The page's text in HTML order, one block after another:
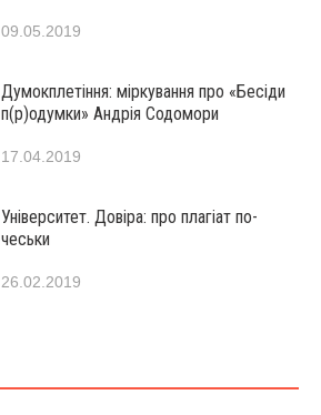
09.05.2019
Думокплетіння: міркування про «Бесіди
п(р)одумки» Андрія Содомори
17.04.2019
Університет. Довіра: про плагіат по-
чеськи
26.02.2019